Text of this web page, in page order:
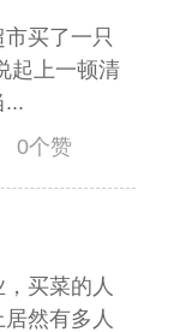
买了一只
起上一顿清
...
0个赞
买菜的人
然有多人